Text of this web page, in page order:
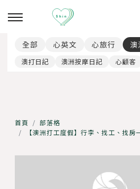
回主選單
斜視手術
回主選單
日本-大阪京都
回主選單
31歲壓線澳打！
全部 心英文 心旅行 澳
澳打日記 澳洲按摩日記 心顧客
首頁
部落格
【澳洲打工度假】行李、找工、找房